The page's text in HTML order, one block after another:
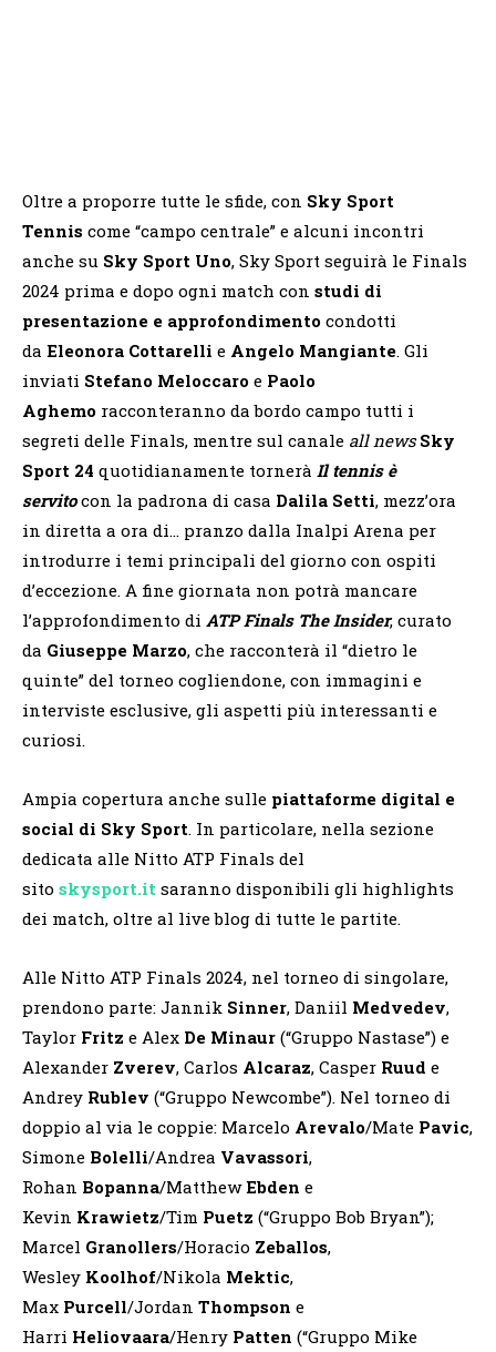
Oltre a proporre tutte le sfide, con Sky Sport
Tennis come “campo centrale” e alcuni incontri
anche su Sky Sport Uno, Sky Sport seguirà le Finals
2024 prima e dopo ogni match con studi di
presentazione e approfondimento condotti
da Eleonora Cottarelli e Angelo Mangiante. Gli
inviati Stefano Meloccaro e Paolo
Aghemo racconteranno da bordo campo tutti i
segreti delle Finals, mentre sul canale all news Sky
Sport 24 quotidianamente tornerà Il tennis è
servitocon la padrona di casa Dalila Setti, mezz’ora
in diretta a ora di… pranzo dalla Inalpi Arena per
introdurre i temi principali del giorno con ospiti
d’eccezione. A fine giornata non potrà mancare
l’approfondimento di ATP Finals The Insider, curato
da Giuseppe Marzo, che racconterà il “dietro le
quinte” del torneo cogliendone, con immagini e
interviste esclusive, gli aspetti più interessanti e
curiosi.
Ampia copertura anche sulle piattaforme digital e
social di Sky Sport. In particolare, nella sezione
dedicata alle Nitto ATP Finals del
sito skysport.it saranno disponibili gli highlights
dei match, oltre al live blog di tutte le partite.
Alle Nitto ATP Finals 2024, nel torneo di singolare,
prendono parte: Jannik Sinner, Daniil Medvedev,
Taylor Fritz e Alex De Minaur (“Gruppo Nastase”) e
Alexander Zverev, Carlos Alcaraz, Casper Ruud e
Andrey Rublev (“Gruppo Newcombe”). Nel torneo di
doppio al via le coppie: Marcelo Arevalo/Mate Pavic,
Simone Bolelli/Andrea Vavassori,
Rohan Bopanna/MatthewEbden e
Kevin Krawietz/Tim Puetz (“Gruppo Bob Bryan”);
Marcel Granollers/Horacio Zeballos,
Wesley Koolhof/Nikola Mektic,
Max Purcell/Jordan Thompson e
Harri Heliovaara/Henry Patten (“Gruppo Mike